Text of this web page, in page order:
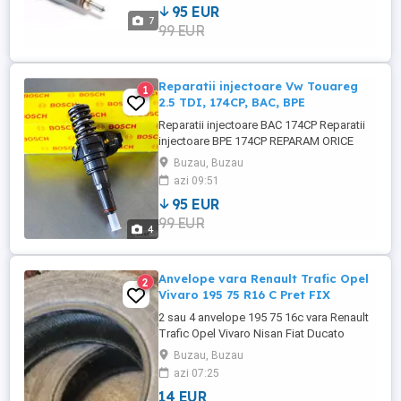
7
BOSCH. Pret reparatie injector : 499 Lei /
buc. Oferim factura si certificat de
95 EUR
99 EUR
4
1
Reparatii injectoare Vw Touareg
2.5 TDI, 174CP, BAC, BPE
Reparatii injectoare BAC 174CP Reparatii
injectoare BPE 174CP REPARAM ORICE
INJECTOR POMPE DUZE DIN GAMA VAG
Se ofera montaj gratuit in service-ul
nostru. Lucrarea de demontare / montare
si reglare dureaza 4 ore maxim. Detinem
scule speciale pentru montarea
pentru ...
Buzau, Buzau
azi 09:51
95 EUR
99 EUR
2
Anvelope vara Renault Trafic Opel
Vivaro 195 75 R16 C Pret FIX
2 sau 4 anvelope 195 75 16c vara Renault
Trafic Opel Vivaro Nisan Fiat Ducato
Peugeot Boxer Citroen Jumper R16 Cargo
folosite uzura ~ 60% Doar Predare în
Buzău oraș - NU livrez pe curier.
Buzau, Buzau
azi 07:25
14 EUR